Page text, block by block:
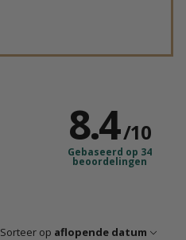
8.4/10
Gebaseerd op 34
beoordelingen
Sorteer op aflopende datum